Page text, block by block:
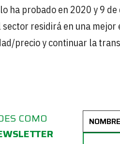
ha probado en 2020 y 9
residirá en una
precio y continuar la
COMO